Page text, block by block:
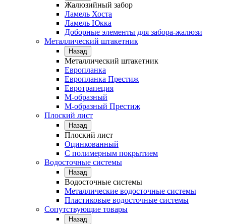
Жалюзийный забор
Ламель Хоста
Ламель Юкка
Доборные элементы для забора-жалюзи
Металлический штакетник
Назад
Металлический штакетник
Европланка
Европланка Престиж
Евротрапеция
М-образный
М-образный Престиж
Плоский лист
Назад
Плоский лист
Оцинкованный
С полимерным покрытием
Водосточные системы
Назад
Водосточные системы
Металлические водосточные системы
Пластиковые водосточные системы
Сопутствующие товары
Назад